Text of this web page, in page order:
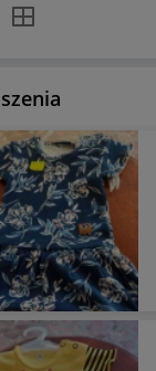
listy
Widok siatki